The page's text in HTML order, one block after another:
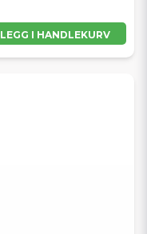
LEGG I HANDLEKURV